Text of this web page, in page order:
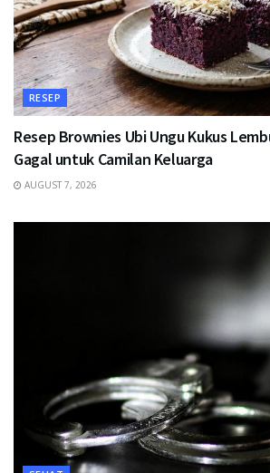
RESEP
Resep Brownies Ubi Ungu Kukus
Gagal untuk Camilan Keluarga
AUGUST 7, 2026